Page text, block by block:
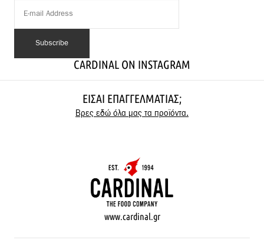
CARDINAL ON INSTAGRAM
ΕΊΣΑΙ ΕΠΑΓΓΕΛΜΑΤΊΑΣ;
Βρες εδώ όλα μας τα προϊόντα.
www.cardinal.gr